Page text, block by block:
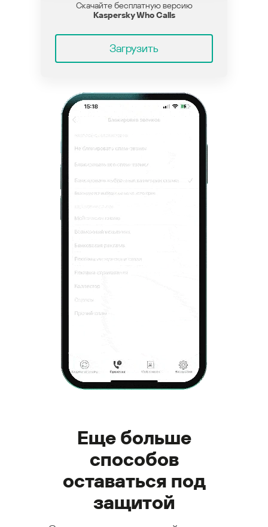
Скачайте бесплатную версию
Kaspersky Who Calls
Загрузить
Еще больше
способов
оставаться под
защитой